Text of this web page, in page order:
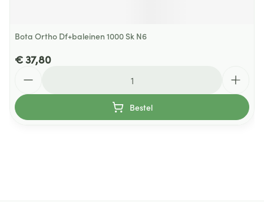
Bota Ortho Df+baleinen 1000 Sk N6
€ 37,80
Bestel